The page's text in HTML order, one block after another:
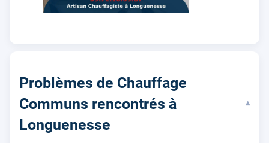
Problèmes de Chauffage
Communs rencontrés à
Longuenesse
▾